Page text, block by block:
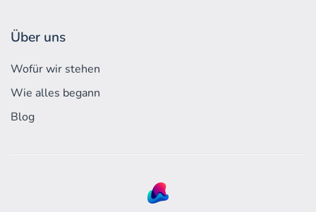
Über uns
Wofür wir stehen
Wie alles begann
Blog